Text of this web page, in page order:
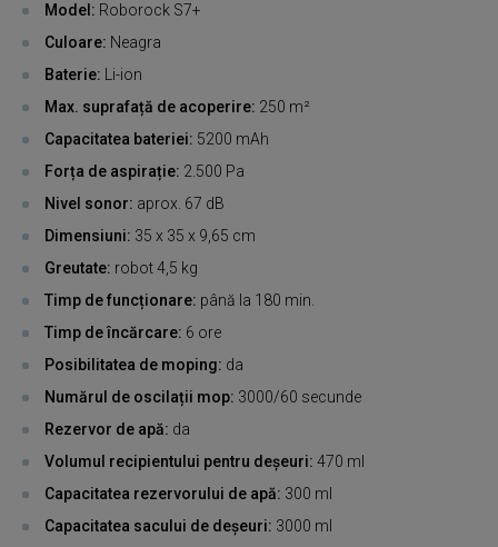
Model: Roborock S7+
Culoare: Neagra
Baterie: Li-ion
Max. suprafață de acoperire: 250 m²
Capacitatea bateriei: 5200 mAh
Forța de aspirație: 2.500 Pa
Nivel sonor: aprox. 67 dB
Dimensiuni: 35 x 35 x 9,65 cm
Greutate: robot 4,5 kg
Timp de funcționare: până la 180 min.
Timp de încărcare: 6 ore
Posibilitatea de moping: da
Numărul de oscilații mop: 3000/60 secunde
Rezervor de apă: da
Volumul recipientului pentru deșeuri: 470 ml
Capacitatea rezervorului de apă: 300 ml
Capacitatea sacului de deșeuri: 3000 ml